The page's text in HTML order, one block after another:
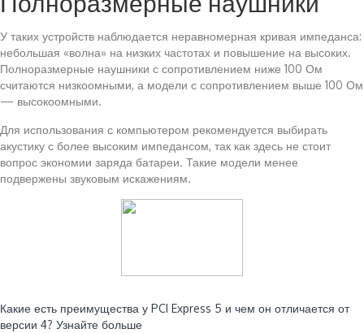
У таких устройств наблюдается неравномерная кривая импеданса:
небольшая «волна» на низких частотах и повышение на высоких.
Полноразмерные наушники с сопротивлением ниже 100 Ом
считаются низкоомными, а модели с сопротивлением выше 100 Ом
— высокоомными.
Для использования с компьютером рекомендуется выбирать
акустику с более высоким импедансом, так как здесь не стоит
вопрос экономии заряда батареи. Такие модели менее
подвержены звуковым искажениям.
Какие есть преимущества у PCI Express 5 и чем он отличается от
версии 4? Узнайте больше